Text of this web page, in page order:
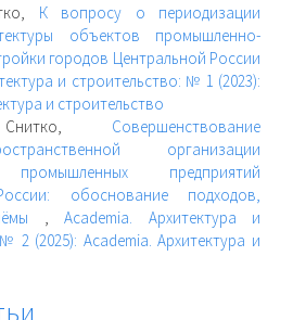
К вопросу о периодизации
объектов промышленно-
городов Центральной России
и строительство: № 1 (2023):
и строительство
Снитко, Совершенствование
организации
промышленных предприятий
обоснование подходов,
, Academia. Архитектура и
2 (2025): Academia. Архитектура и